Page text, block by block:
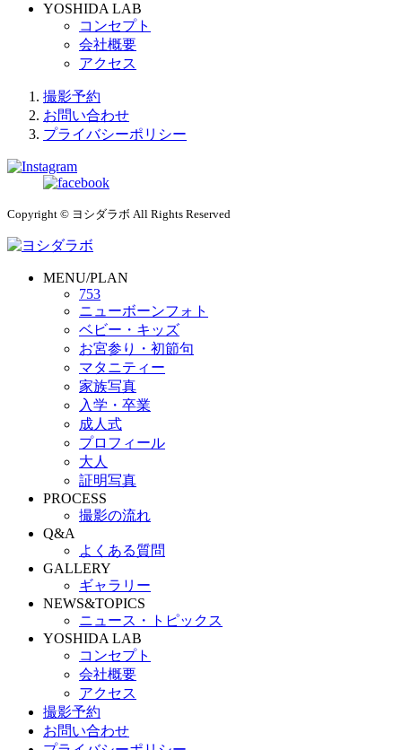
YOSHIDA LAB
コンセプト
会社概要
アクセス
撮影予約
お問い合わせ
プライバシーポリシー
Copyright © ヨシダラボ All Rights Reserved
MENU/PLAN
753
ニューボーンフォト
ベビー・キッズ
お宮参り・初節句
マタニティー
家族写真
入学・卒業
成人式
プロフィール
大人
証明写真
PROCESS
撮影の流れ
Q&A
よくある質問
GALLERY
ギャラリー
NEWS&TOPICS
ニュース・トピックス
YOSHIDA LAB
コンセプト
会社概要
アクセス
撮影予約
お問い合わせ